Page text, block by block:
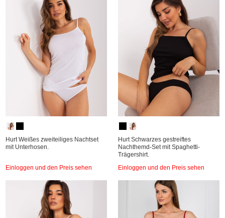
Hurt Weißes zweiteiliges Nachtset
mit Unterhosen.
Einloggen und den Preis sehen
Hurt Schwarzes gestreiftes
Nachthemd-Set mit Spaghetti-
Trägershirt.
Einloggen und den Preis sehen